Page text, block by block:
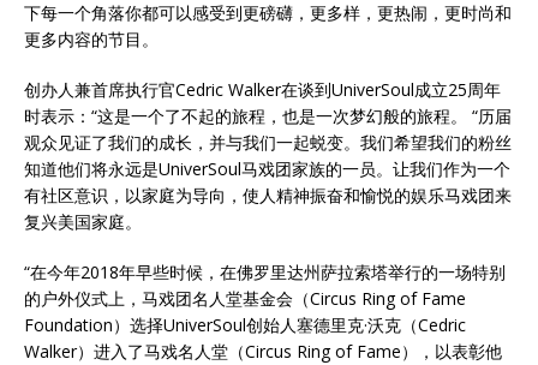
下每一个角落你都可以感受到更磅礴，更多样，更热闹，更时尚和
更多内容的节目。
创办人兼首席执行官Cedric Walker在谈到UniverSoul成立25周年
时表示：“这是一个了不起的旅程，也是一次梦幻般的旅程。 “历届
观众见证了我们的成长，并与我们一起蜕变。我们希望我们的粉丝
知道他们将永远是UniverSoul马戏团家族的一员。让我们作为一个
有社区意识，以家庭为导向，使人精神振奋和愉悦的娱乐马戏团来
复兴美国家庭。
“在今年2018年早些时候，在佛罗里达州萨拉索塔举行的一场特别
的户外仪式上，马戏团名人堂基金会（Circus Ring of Fame
Foundation）选择UniverSoul创始人塞德里克·沃克（Cedric
Walker）进入了马戏名人堂（Circus Ring of Fame），以表彰他